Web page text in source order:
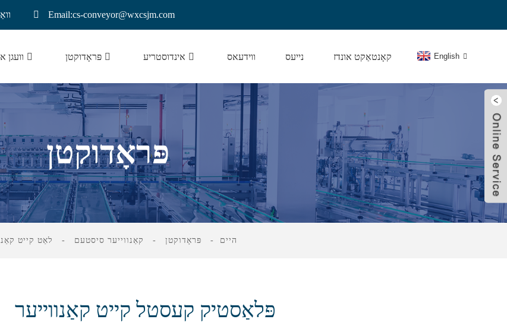
Email:cs-conveyor@wxcsjm.com
וועגן פּראָדוקטן אינדוסטריע ווידעאס נייעס קאָנטאַקט אונדז English
פּראָדוקטן
היים פּראָדוקטן קאַנווייער סיסטעם לאַט קייט
פּלאַסטיק קעסטל קייט קאַנווייער